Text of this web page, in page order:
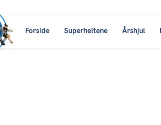
Forside Superheltene Årshjul